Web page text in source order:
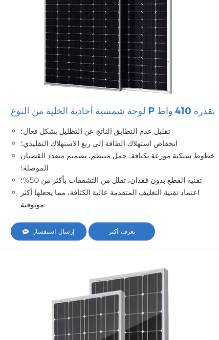
لوحة شمسية أحادية الخلية من النوع P بقدرة 410 واط
تقليل عدم التطابق الناتج عن التظليل بشكل فعال؛
انخفاض استهلاك الطاقة إلى ربع الاستهلاك التقليدي؛
خطوط شبكية موزعة بكثافة، حمل منتظم، تصميم متعدد القضبان
الموصلة؛
تقنية القطع بدون فقدان، تقلل من التشققات بأكثر من 50%؛
اعتماد تقنية التغليف المتقدمة عالية الكثافة، مما يجعلها أكثر
موثوقية.
إرسال استفسار تعرف أكثر